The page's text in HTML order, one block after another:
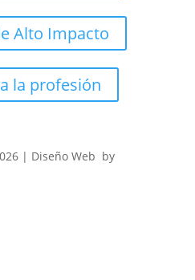
Alto Impacto
la profesión
| Diseño Web by